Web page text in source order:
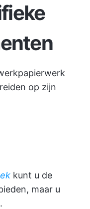
op zijn
kunt u de
maar u